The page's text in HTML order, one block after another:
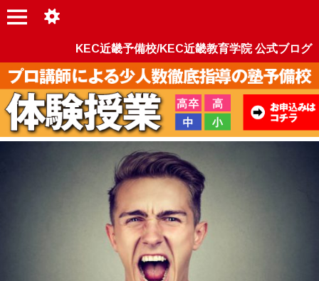
KEC近畿予備校/KEC近畿教育学院 公式ブログ